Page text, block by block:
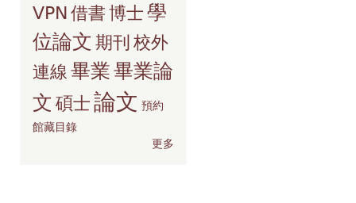
VPN借書博士學
位論文 期刊 校外
連線 畢業畢業論
文 碩士論文 預約
館藏目錄
更多